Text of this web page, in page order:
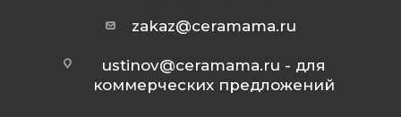
zakaz@ceramama.ru
ustinov@ceramama.ru - для
коммерческих предложений